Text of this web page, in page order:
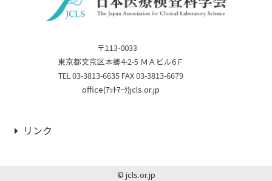
〒113-0033
東京都文京区本郷4-2-5 ＭＡビル6Ｆ
TEL 03-3813-6635 FAX 03-3813-6679
office(ｱｯﾄﾏｰｸ)jcls.or.jp
リンク
© jcls.or.jp